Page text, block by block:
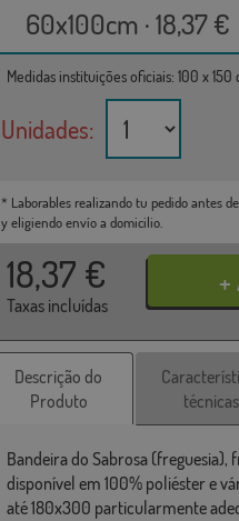
60x100cm · 18,37 €
Medidas instituições oficiais: 100 x 150
Unidades:
* Laborables realizando tu pedido antes
y eligiendo envío a domicilio.
18,37 €
Taxas incluídas
Descrição do
Produto
técnicas
Bandeira do Sabrosa (freguesia),
disponível em 100% poliéster e
até 180x300 particularmente